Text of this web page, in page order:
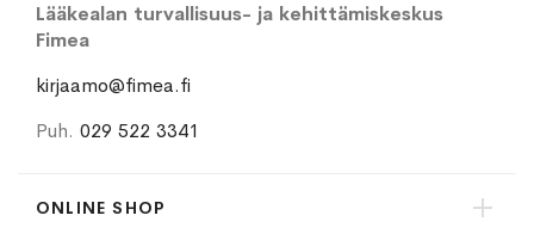
Lääkealan turvallisuus- ja kehittämiskeskus
Fimea
kirjaamo@fimea.fi
Puh. 029 522 3341
ONLINE SHOP